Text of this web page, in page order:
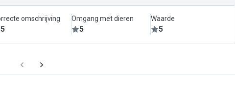
omschrijving
5
Omgang met dieren
5
Waarde
5